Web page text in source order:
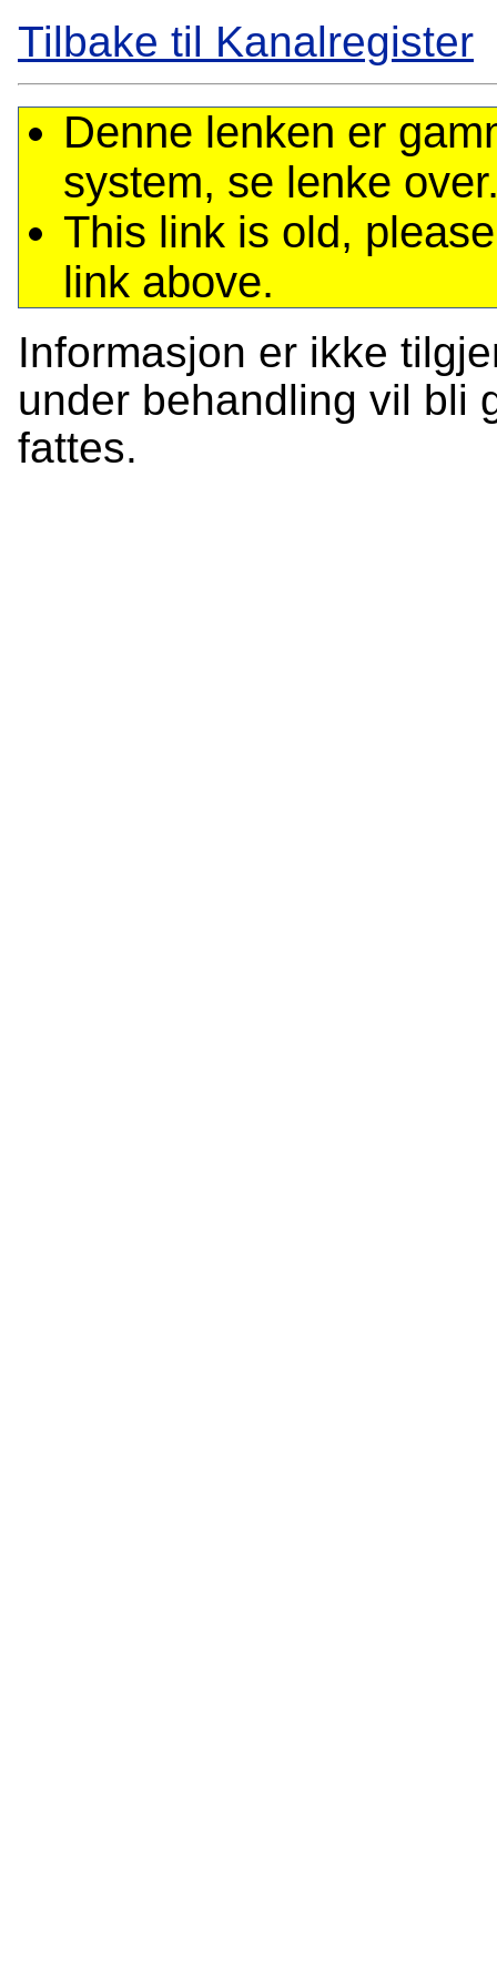
Tilbake til Kanalregister
Denne lenken er
system, se lenke
This link is old,
link above.
Informasjon er ikke
under behandling vil bli
fattes.